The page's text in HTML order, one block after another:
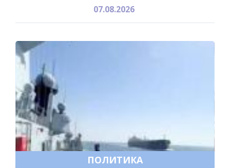
07.08.2026
ПОЛИТИКА